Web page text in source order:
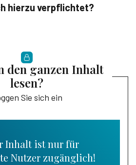
hierzu verpflichtet?
den ganzen Inhalt
lesen?
Sie sich ein
Inhalt ist nur für
Nutzer zugänglich!